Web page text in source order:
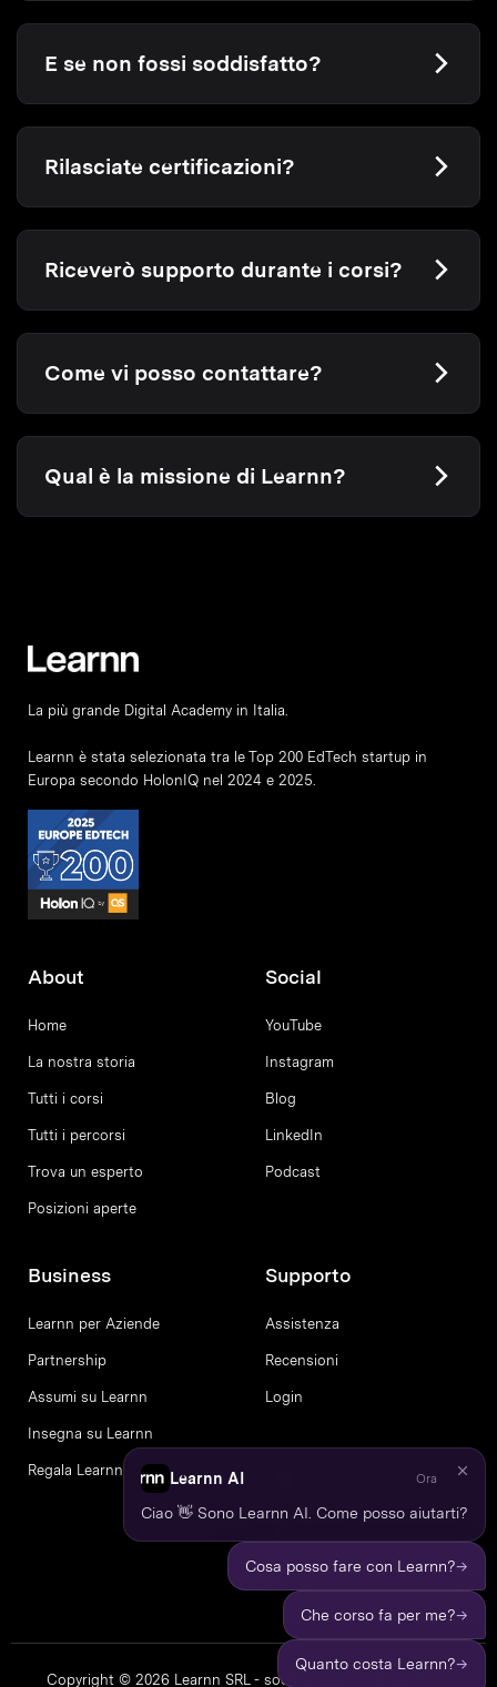
E se non fossi soddisfatto?
Rilasciate certificazioni?
Riceverò supporto durante i corsi?
Come vi posso contattare?
Qual è la missione di Learnn?
La più grande Digital Academy in Italia.
Learnn è stata selezionata tra le Top 200 EdTech startup in
Europa secondo HolonIQ nel 2024 e 2025.
About
Home
La nostra storia
Tutti i corsi
Tutti i percorsi
Trova un esperto
Posizioni aperte
Social
YouTube
Instagram
Blog
LinkedIn
Podcast
Business
Learnn per Aziende
Partnership
Assumi su Learnn
Insegna su Learnn
Regala Learnn
Supporto
Assistenza
Recensioni
Login
Copyright © 2026 Learnn SRL - società a socio unico. Tutti i
Learnn AI Ora
Ciao 👋 Sono Learnn AI. Come posso aiutarti?
Cosa posso fare con Learnn?→
Che corso fa per me?→
Quanto costa Learnn?→